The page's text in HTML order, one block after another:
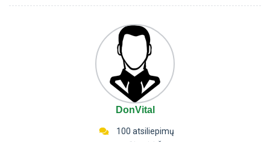
DonVital
100 atsiliepimų